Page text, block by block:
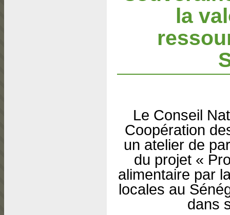
la
Le Conseil
Coopération
un atelier de
du projet «
alimentaire par
locales au
dans